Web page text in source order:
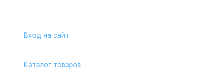
Вход на сайт
Каталог товаров